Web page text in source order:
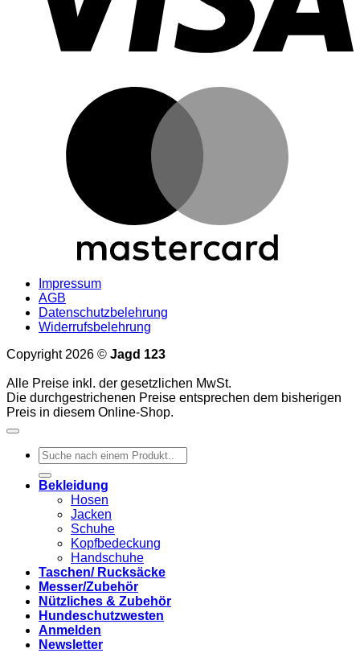
Impressum
AGB
Datenschutzbelehrung
Widerrufsbelehrung
Copyright 2026 © Jagd 123
Alle Preise inkl. der gesetzlichen MwSt.
Die durchgestrichenen Preise entsprechen dem bisherigen
Preis in diesem Online-Shop.
Suchen
nach:
Bekleidung
Hosen
Jacken
Schuhe
Kopfbedeckung
Handschuhe
Taschen/ Rucksäcke
Messer/Zubehör
Nützliches & Zubehör
Hundeschutzwesten
Anmelden
Newsletter